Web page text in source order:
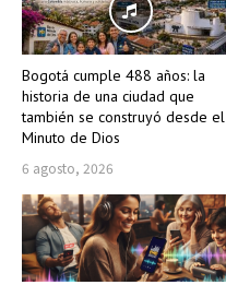
Bogotá cumple 488 años: la
historia de una ciudad que
también se construyó desde el
Minuto de Dios
6 agosto, 2026